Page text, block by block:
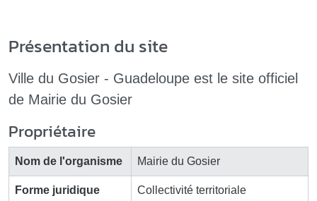
Présentation du site
Ville du Gosier - Guadeloupe est le site officiel
de Mairie du Gosier
Propriétaire
Nom de l'organisme Mairie du Gosier
Forme juridique Collectivité territoriale